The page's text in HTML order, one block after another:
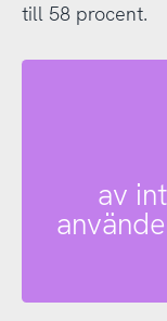
till 58 procent.
av